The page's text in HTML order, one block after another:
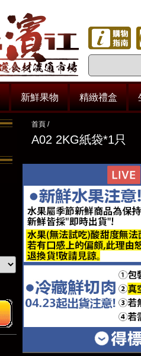
新鮮果物 精緻禮盒
首頁 /
A02 2KG紙袋*1只